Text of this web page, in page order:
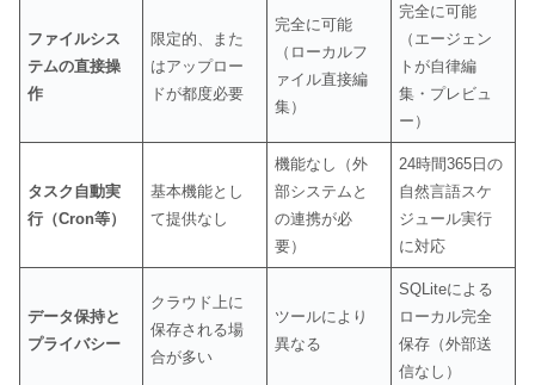
ファイルシス
テムの直接操
作
限定的、また
はアップロー
ドが都度必要
完全に可能
（ローカルフ
ァイル直接編
集）
完全に可能
（エージェン
トが自律編
集・プレビュ
ー）
タスク自動実
行（Cron等）
基本機能とし
て提供なし
機能なし（外
部システムと
の連携が必
要）
24時間365日の
自然言語スケ
ジュール実行
に対応
データ保持と
プライバシー
クラウド上に
保存される場
合が多い
ツールにより
異なる
SQLiteによる
ローカル完全
保存（外部送
信なし）